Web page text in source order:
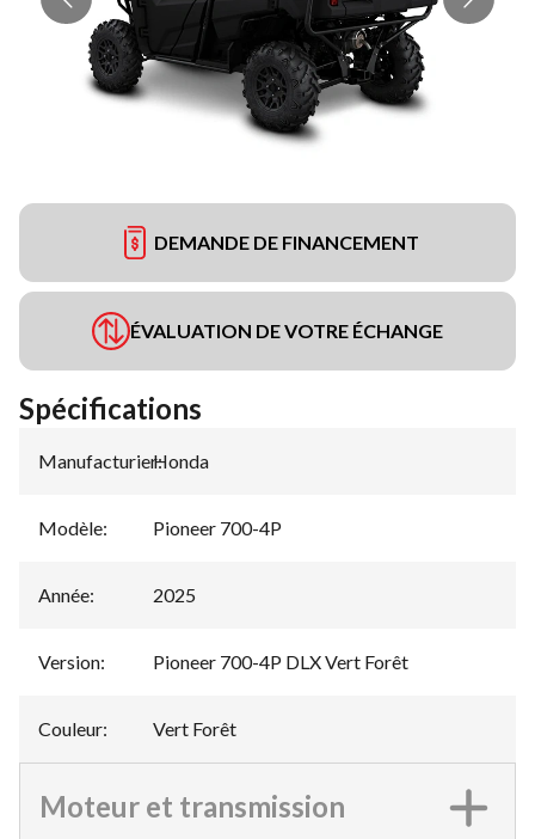
DEMANDE DE FINANCEMENT
ÉVALUATION DE VOTRE ÉCHANGE
Spécifications
Manufacturier:
Honda
Modèle: Pioneer 700-4P
Année: 2025
Version: Pioneer 700-4P DLX Vert Forêt
Couleur: Vert Forêt
Moteur et transmission